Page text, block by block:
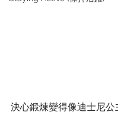
決心鍛煉變得像迪士尼公